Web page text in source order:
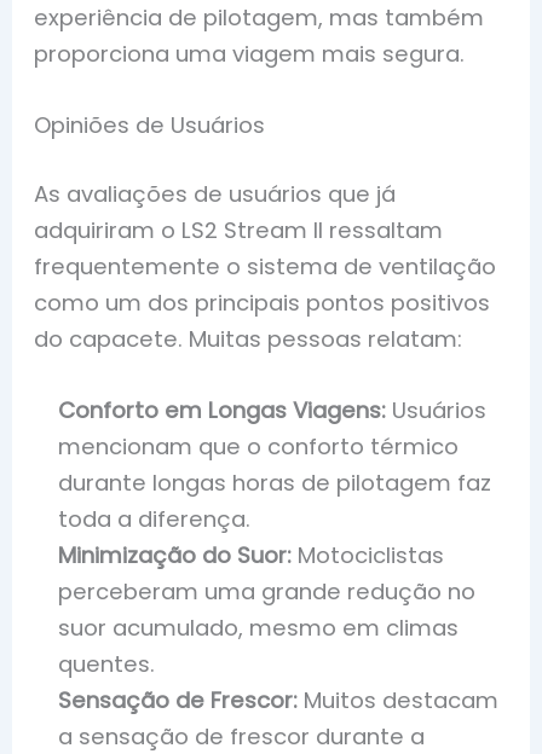
experiência de pilotagem, mas também
proporciona uma viagem mais segura.
Opiniões de Usuários
As avaliações de usuários que já
adquiriram o LS2 Stream II ressaltam
frequentemente o sistema de ventilação
como um dos principais pontos positivos
do capacete. Muitas pessoas relatam:
Conforto em Longas Viagens: Usuários
mencionam que o conforto térmico
durante longas horas de pilotagem faz
toda a diferença.
Minimização do Suor: Motociclistas
perceberam uma grande redução no
suor acumulado, mesmo em climas
quentes.
Sensação de Frescor: Muitos destacam
a sensação de frescor durante a